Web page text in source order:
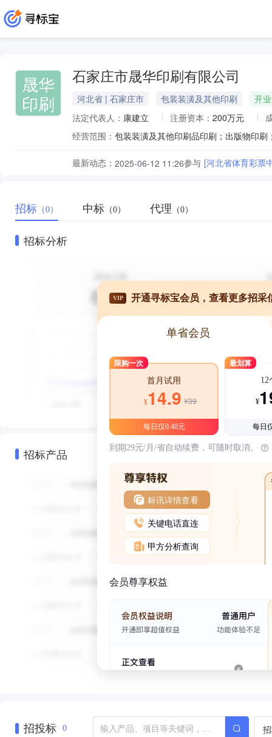
晟华
印刷
石家庄市晟华印刷有限公司
河北省 | 石家庄市 包装装潢及其他印刷
开业
法定代表人： 康建立 注册资本： 200万元
经营范围：
最新动态： 2025-06-12 11:26参与 [河北省体育彩票
招标 （0） 中标 （0） 代理 （0）
招标分析
招标产品
VIP 开通寻标宝会员，查看更多招采
单省会员
限购一次
首月试用
¥14.9 ¥39
每日仅0.48元
最划算
12
¥
每日
到期29元/月/省自动续费，可随时取消。
标讯详情查看
关键电话直连
甲方分析查询
会员尊享权益
招投标 0